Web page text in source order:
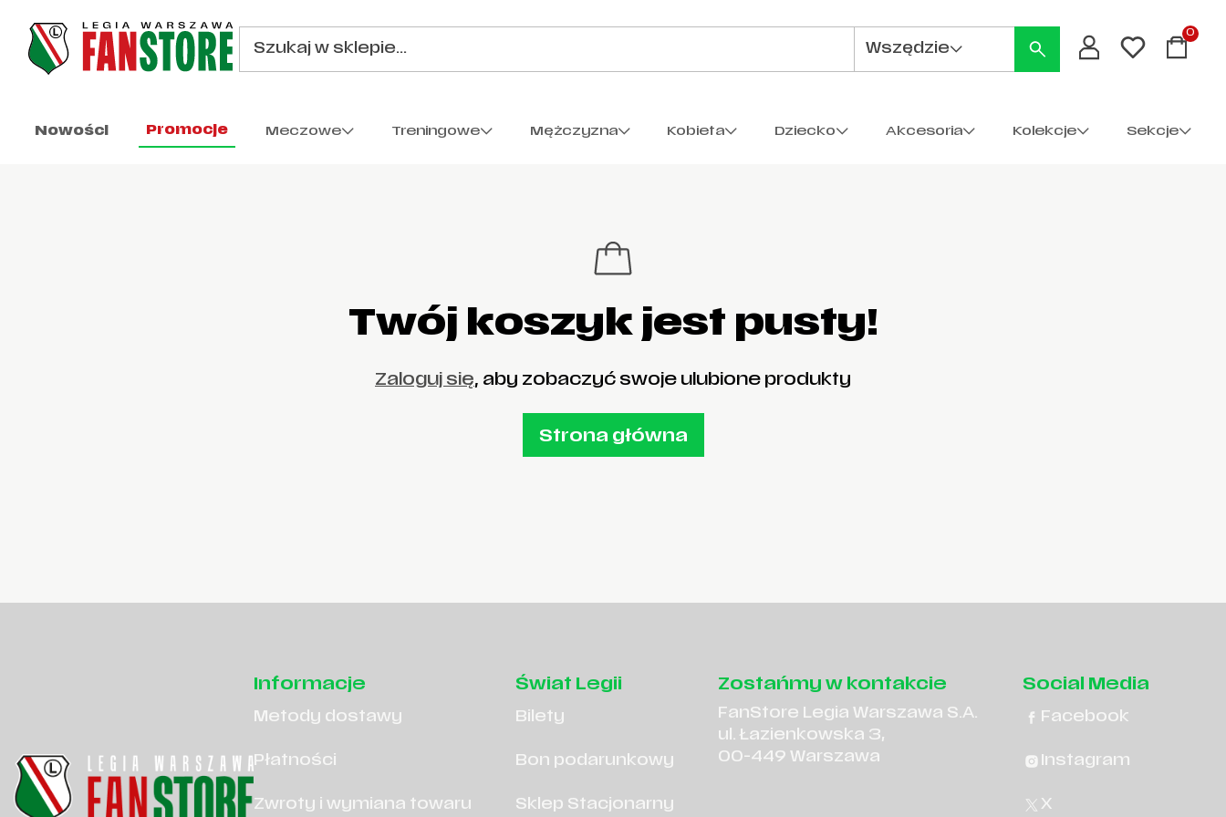
Wszędzie
0
Nowości Promocje Meczowe Treningowe Mężczyzna Kobieta Dziecko Akcesoria Kolekcje Sekcje
Twój koszyk jest pusty!
Zaloguj się, aby zobaczyć swoje ulubione produkty
Strona główna
Informacje
Metody dostawy
Płatności
Zwroty i wymiana towaru
Świat Legii
Bilety
Bon podarunkowy
Sklep Stacjonarny
Zostańmy w kontakcie
FanStore Legia Warszawa S.A.
ul. Łazienkowska 3,
00-449 Warszawa
Social Media
Facebook
Instagram
X